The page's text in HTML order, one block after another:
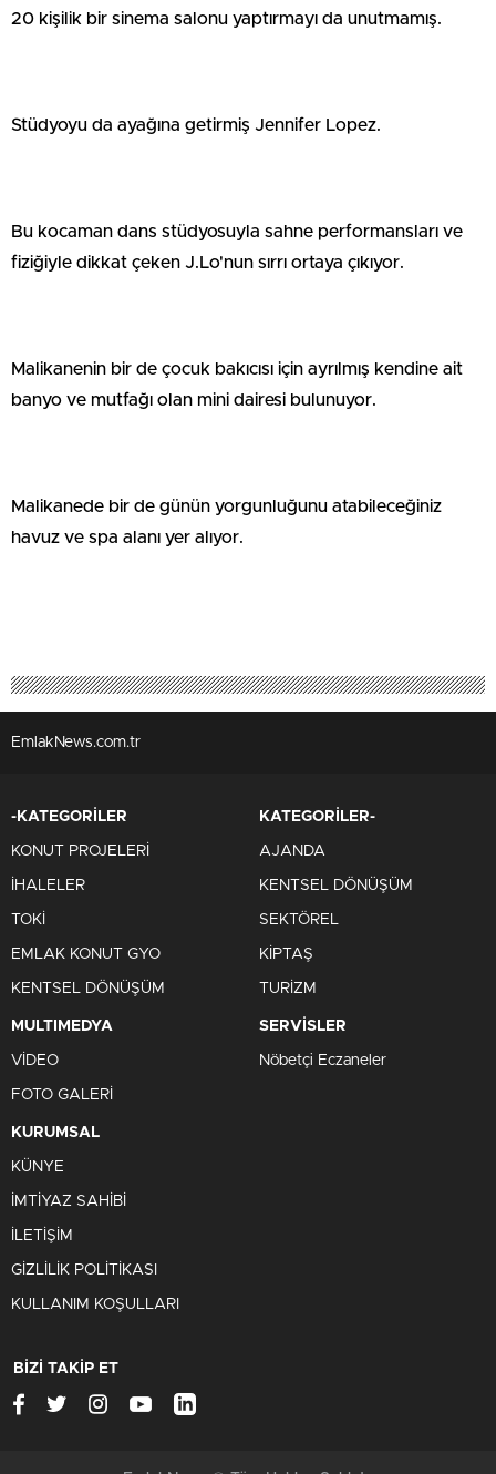
20 kişilik bir sinema salonu yaptırmayı da unutmamış.
Stüdyoyu da ayağına getirmiş Jennifer Lopez.
Bu kocaman dans stüdyosuyla sahne performansları ve
fiziğiyle dikkat çeken J.Lo'nun sırrı ortaya çıkıyor.
Malikanenin bir de çocuk bakıcısı için ayrılmış kendine ait
banyo ve mutfağı olan mini dairesi bulunuyor.
Malikanede bir de günün yorgunluğunu atabileceğiniz
havuz ve spa alanı yer alıyor.
EmlakNews.com.tr
-KATEGORİLER
KONUT PROJELERİ
İHALELER
TOKİ
EMLAK KONUT GYO
KENTSEL DÖNÜŞÜM
KATEGORİLER-
AJANDA
KENTSEL DÖNÜŞÜM
SEKTÖREL
KİPTAŞ
TURİZM
MULTIMEDYA
VİDEO
FOTO GALERİ
SERVİSLER
Nöbetçi Eczaneler
KURUMSAL
KÜNYE
İMTİYAZ SAHİBİ
İLETİŞİM
GİZLİLİK POLİTİKASI
KULLANIM KOŞULLARI
BİZİ TAKİP ET